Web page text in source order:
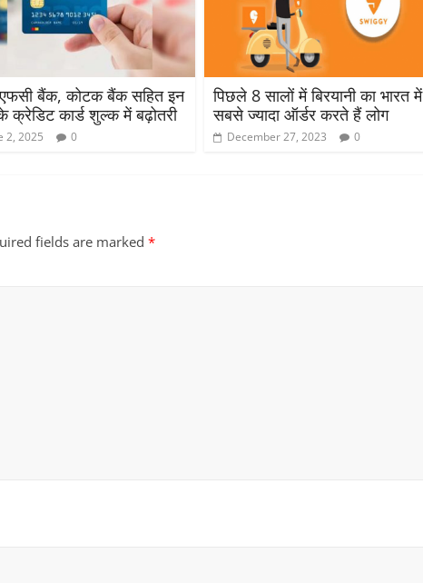
बैंक, कोटक बैंक सहित इन
क्रेडिट कार्ड शुल्क में बढ़ोतरी
2, 2025 0
पिछले 8 सालों में बिरयानी का भारत में
सबसे ज्यादा ऑर्डर करते हैं लोग
December 27, 2023 0
fields are marked *